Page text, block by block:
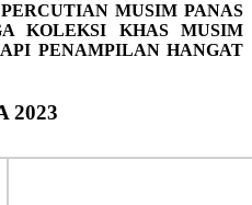
MUSIM PANAS
KOLEKSI KHAS MUSIM
PENAMPILAN HANGAT
2023